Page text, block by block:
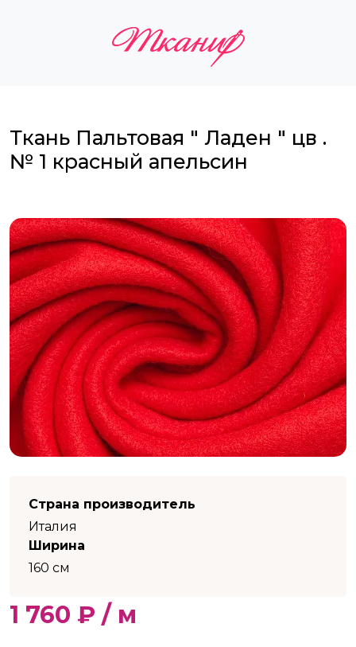
Ткань Пальтовая " Ладен " цв .
№ 1 красный апельсин
Страна производитель
Италия
Ширина
160 см
1 760 ₽ / м